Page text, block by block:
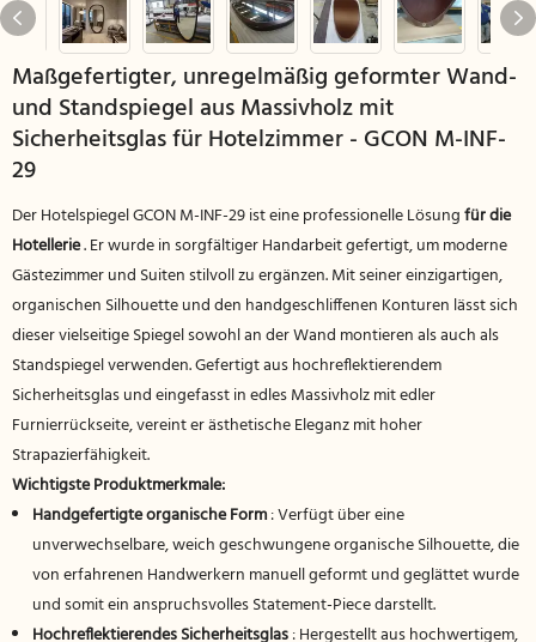
Maßgefertigter, unregelmäßig geformter Wand-
und Standspiegel aus Massivholz mit
Sicherheitsglas für Hotelzimmer - GCON M-INF-
29
Der Hotelspiegel GCON M-INF-29 ist eine professionelle Lösungfür die
Hotellerie. Er wurde in sorgfältiger Handarbeit gefertigt, um moderne
Gästezimmer und Suiten stilvoll zu ergänzen. Mit seiner einzigartigen,
organischen Silhouette und den handgeschliffenen Konturen lässt sich
dieser vielseitige Spiegel sowohl an der Wand montieren als auch als
Standspiegel verwenden. Gefertigt aus hochreflektierendem
Sicherheitsglas und eingefasst in edles Massivholz mit edler
Furnierrückseite, vereint er ästhetische Eleganz mit hoher
Strapazierfähigkeit.
Wichtigste Produktmerkmale:
Handgefertigte organische Form: Verfügt über eine
unverwechselbare, weich geschwungene organische Silhouette, die
von erfahrenen Handwerkern manuell geformt und geglättet wurde
und somit ein anspruchsvolles Statement-Piece darstellt.
Hochreflektierendes Sicherheitsglas: Hergestellt aus hochwertigem,